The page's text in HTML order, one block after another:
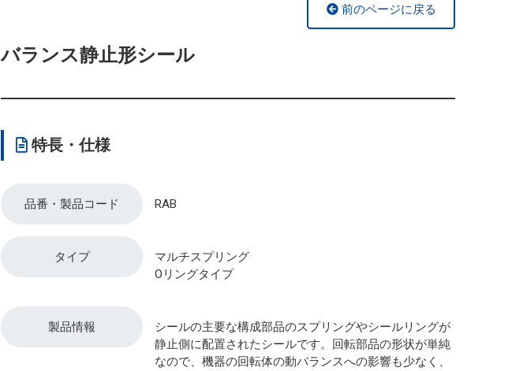
前のページに戻る
バランス静止形シール
特長・仕様
品番・製品コード RAB
タイプ
マルチスプリング
Oリングタイプ
製品情報
シールの主要な構成部品のスプリングやシールリングが
静止側に配置されたシールです。回転部品の形状が単純
なので、機器の回転体の動バランスへの影響も少なく、